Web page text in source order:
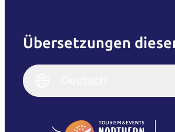
Übersetzungen
English